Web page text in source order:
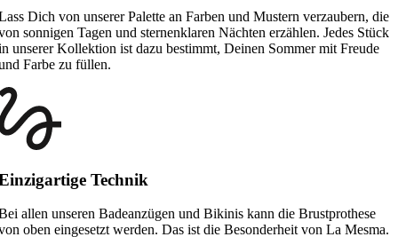
Dich von unserer Palette an Farben und Mustern verzaubern, die
sonnigen Tagen und sternenklaren Nächten erzählen. Jedes Stück
unserer Kollektion ist dazu bestimmt, Deinen Sommer mit Freude
Farbe zu füllen.
Technik
allen unseren Badeanzügen und Bikinis kann die Brustprothese
oben eingesetzt werden. Das ist die Besonderheit von La Mesma.